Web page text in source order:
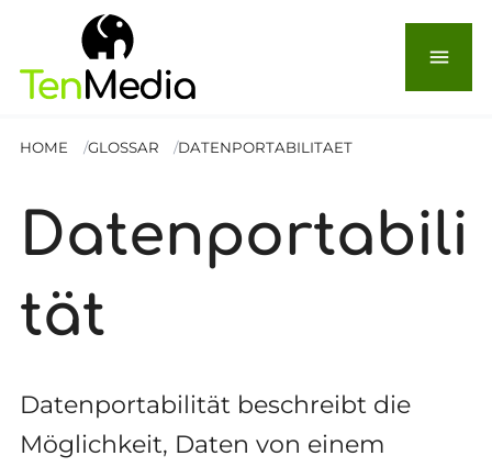
menu
HOME GLOSSAR DATENPORTABILITAET
Datenportabili
tät
Datenportabilität beschreibt die
Möglichkeit, Daten von einem